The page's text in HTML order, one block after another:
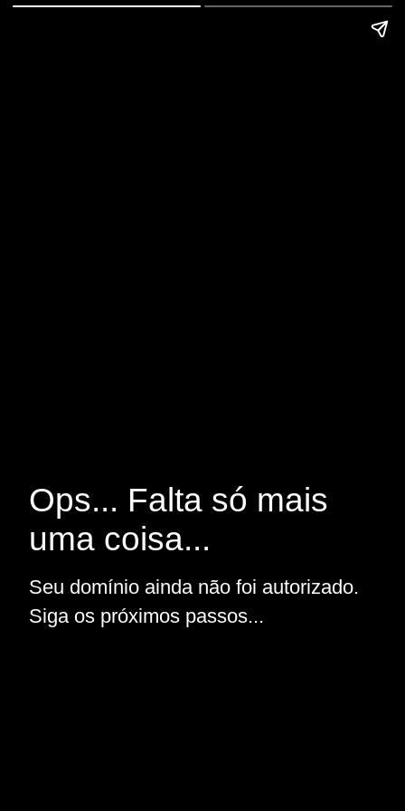
Ops... Falta só mais
uma coisa...
Seu domínio ainda não foi autorizado.
Siga os próximos passos...